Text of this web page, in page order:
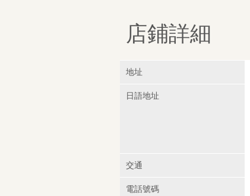
店鋪詳細
地址
日語地址
交通
電話號碼